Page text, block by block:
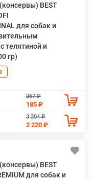
BEST
для собак и
телятиной и
гр)
267 ₽
185 ₽
3 204 ₽
2 220 ₽
BEST
для собак и